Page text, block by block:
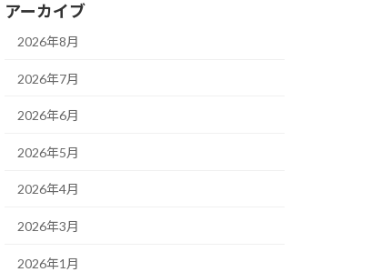
アーカイブ
2026年8月
2026年7月
2026年6月
2026年5月
2026年4月
2026年3月
2026年1月